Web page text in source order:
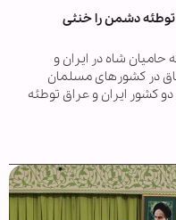
توطئه دشمن را خنثی
حامیان شاه در ایران و
در کشورهای مسلمان
کشور ایران و عراق توطئه